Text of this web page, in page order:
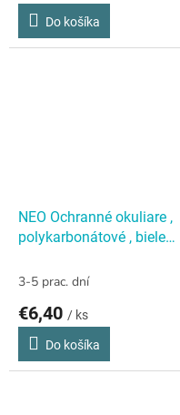
Do košíka
NEO Ochranné okuliare ,
polykarbonátové , biele
okuliare , polykarbonátové
3-5 prac. dní
€6,40 / ks
Do košíka